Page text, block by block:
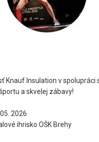
Knauf Insulation v spolupráci
a skvelej zábavy!
2026
ihrisko OŠK Brehy